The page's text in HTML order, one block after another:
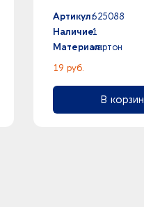
Артикул:625088
Наличие:
1
Материал:картон
19 руб.
В